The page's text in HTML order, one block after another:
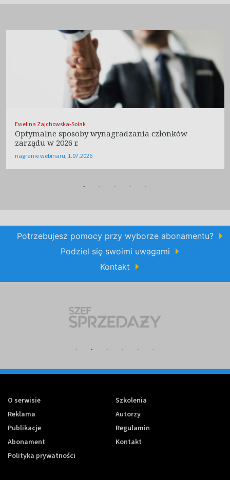
Ewelina Zajchowska-Solak
Optymalne sposoby wynagradzania członków
zarządu w 2026 r.
nagranie webinaru, 1.07.2026
Potrzebujesz pomocy przy wyborze abonamentu?
Podziel się swoimi uwagami
Kontakt
O serwisie
Szkolenia
Reklama
Autorzy
Publikacje
Regulamin
Abonament
Kontakt
Polityka prywatności